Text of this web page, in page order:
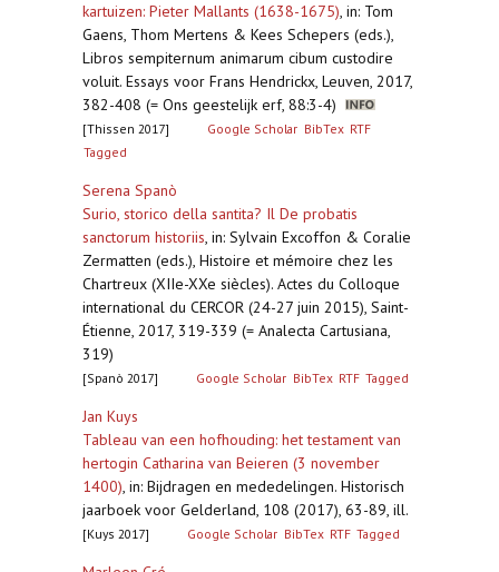
kartuizen: Pieter Mallants (1638-1675), in: Tom
Gaens, Thom Mertens & Kees Schepers (eds.),
Libros sempiternum animarum cibum custodire
voluit. Essays voor Frans Hendrickx, Leuven, 2017,
382-408 (= Ons geestelijk erf, 88:3-4)
[Thissen 2017] Google Scholar BibTex RTF
Tagged
Serena Spanò
Surio, storico della santita? Il De probatis
sanctorum historiis, in: Sylvain Excoffon & Coralie
Zermatten (eds.), Histoire et mémoire chez les
Chartreux (XIIe-XXe siècles). Actes du Colloque
international du CERCOR (24-27 juin 2015), Saint-
Étienne, 2017, 319-339 (= Analecta Cartusiana,
319)
[Spanò 2017] Google Scholar BibTex RTF Tagged
Jan Kuys
Tableau van een hofhouding: het testament van
hertogin Catharina van Beieren (3 november
1400), in: Bijdragen en mededelingen. Historisch
jaarboek voor Gelderland, 108 (2017), 63-89, ill.
[Kuys 2017] Google Scholar BibTex RTF Tagged